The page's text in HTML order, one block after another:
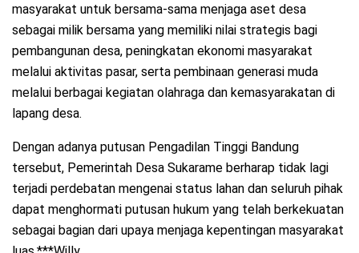
masyarakat untuk bersama-sama menjaga aset desa
sebagai milik bersama yang memiliki nilai strategis bagi
pembangunan desa, peningkatan ekonomi masyarakat
melalui aktivitas pasar, serta pembinaan generasi muda
melalui berbagai kegiatan olahraga dan kemasyarakatan di
lapang desa.
Dengan adanya putusan Pengadilan Tinggi Bandung
tersebut, Pemerintah Desa Sukarame berharap tidak lagi
terjadi perdebatan mengenai status lahan dan seluruh pihak
dapat menghormati putusan hukum yang telah berkekuatan
sebagai bagian dari upaya menjaga kepentingan masyarakat